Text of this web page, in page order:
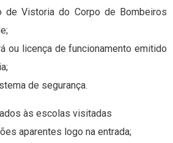
de Vistoria do Corpo de Bombeiros
ou licença de funcionamento emitido
de segurança.
às escolas visitadas
aparentes logo na entrada;